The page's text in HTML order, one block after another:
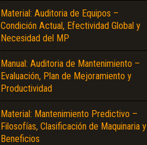
Material: Auditoria de Equipos –
Condición Actual, Efectividad Global y
Necesidad del MP
Manual: Auditoria de Mantenimiento –
Evaluación, Plan de Mejoramiento y
Productividad
Material: Mantenimiento Predictivo –
Filosofías, Clasificación de Maquinaria y
Beneficios